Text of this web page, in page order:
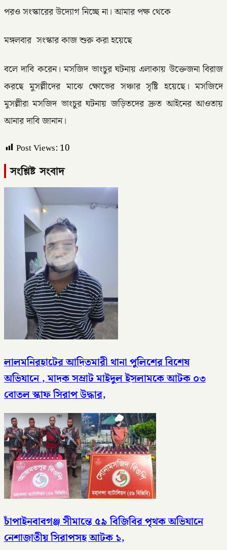
পরও সংস্কারের উদ্যোগ নিচ্ছে না। আমার পক্ষ থেকে
মঙ্গলবার সংস্কার কাজ শুরু করা হয়েছে
বলে দাবি করেন। মসজিদ ভাংচুর ঘটনায় এলাকায় উক্তেজনা বিরাজ
করছে মুসল্লীদের মাঝে ক্ষোভের সঞ্চার সৃষ্টি হয়েছে। মসজিদে
মুসল্লীরা মসজিদ ভাংচুর ঘটনায় জড়িতদের দ্রুত আইনের আওতায়
আনার দাবি জানান।
Post Views: 10
সংশ্লিষ্ট সংবাদ
লালমনিরহাটের আদিতমারী থানা পুলিশের বিশেষ
অভিযানে , মাদক সম্রাট মাইদুল ইসলামকে আটক ০৩
বোতল স্কাফ সিরাপ উদ্ধার,
চাঁপাইনবাবগঞ্জ সীমান্তে ৫৯ বিজিবির পৃথক অভিযানে
নেশাজাতীয় সিরাপসহ আটক ১,